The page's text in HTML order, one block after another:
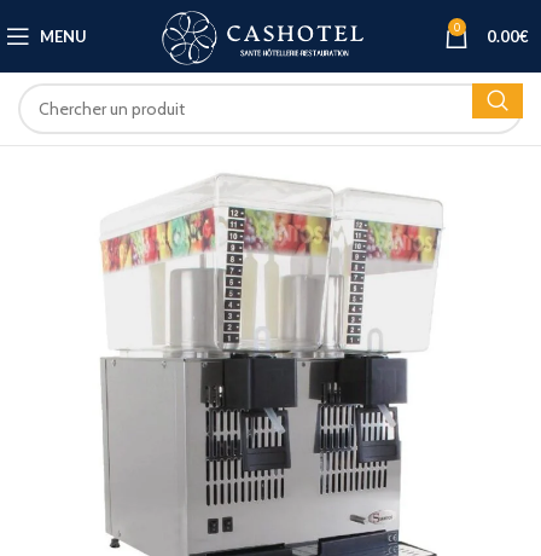
MENU 0 0.00€